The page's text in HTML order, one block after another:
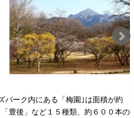
パーク内にある「梅園｣は面積が約
豊後」など１５種類、約６００本の